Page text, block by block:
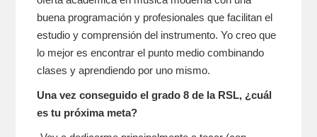
buena programación y profesionales que facilitan el
estudio y comprensión del instrumento. Yo creo que
lo mejor es encontrar el punto medio combinando
clases y aprendiendo por uno mismo.
Una vez conseguido el grado 8 de la RSL, ¿cuál
es tu próxima meta?